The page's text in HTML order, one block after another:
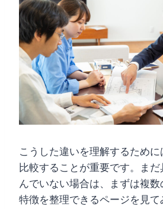
こうした違いを理解するため
比較することが重要です。ま
んでいない場合は、まずは複
特徴を整理できるページを見